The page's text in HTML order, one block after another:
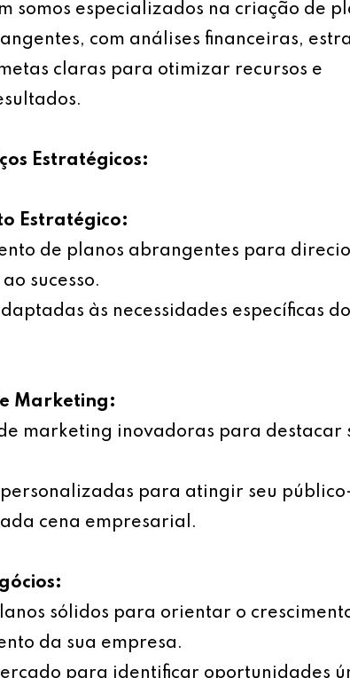
somos especializados na criação de
com análises financeiras,
claras para otimizar recursos e
Estratégicos:
Estratégico:
de planos abrangentes para
sucesso.
às necessidades específicas do
Marketing:
marketing inovadoras para destacar
para atingir seu
cena empresarial.
sólidos para orientar o
da sua empresa.
para identificar oportunidades